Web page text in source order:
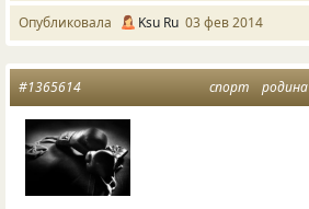
Опубликовала Ksu Ru 03 фев 2014
спорт родина
#1365614